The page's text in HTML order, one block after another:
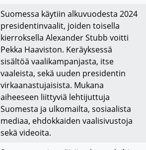
Suomessa käytiin alkuvuodesta 2024
presidentinvaalit, joiden toisella
kierroksella Alexander Stubb voitti
Pekka Haaviston. Keräyksessä
sisältöä vaalikampanjasta, itse
vaaleista, sekä uuden presidentin
virkaanastujaisista. Mukana
aiheeseen liittyviä lehtijuttuja
Suomesta ja ulkomailta, sosiaalista
mediaa, ehdokkaiden vaalisivustoja
sekä videoita.